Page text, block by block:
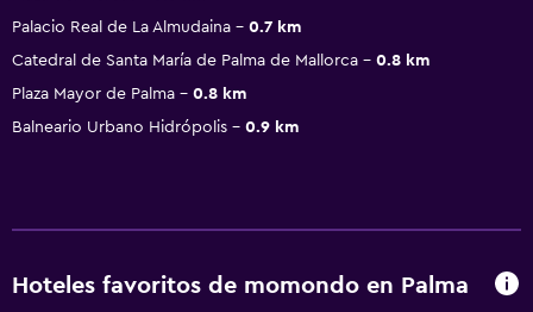
Palacio Real de La Almudaina
0.7 km
Catedral de Santa María de Palma de Mallorca
0.8 km
Plaza Mayor de Palma
0.8 km
Balneario Urbano Hidrópolis
0.9 km
Hoteles favoritos de momondo en Palma